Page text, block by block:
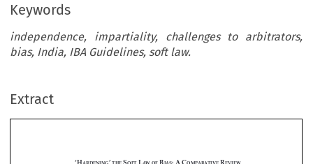
Keywords
independence, impartiality, challenges to arbitrators,
bias, India, IBA Guidelines, soft law.
Extract
         
‘h ’ s l B : a c r
Al  momento  de  escribir  este  artículo,  la  comunidad  del  arbitraje  internacional  espera